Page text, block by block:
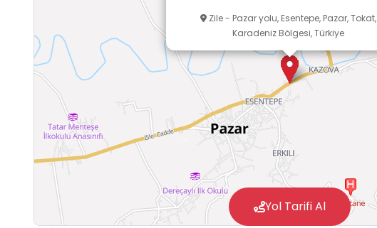
Zile - Pazar yolu, Esentepe, Pazar, Tokat,
Karadeniz Bölgesi, Türkiye
Yol Tarifi Al